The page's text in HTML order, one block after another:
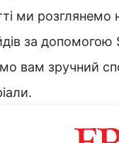
ми розглянемо
за допомогою
вам зручний